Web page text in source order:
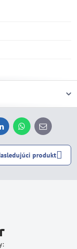
LinkedInWhatsApp
E-
mail
produkt